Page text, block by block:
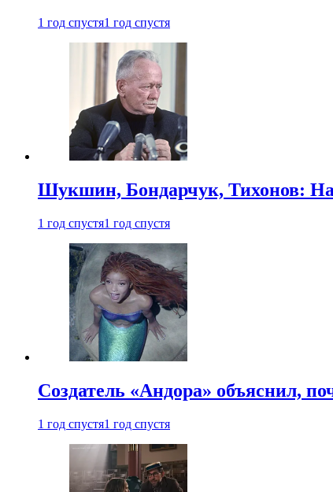
1 год спустя1 год спустя
Шукшин, Бондарчук, Тихонов:
1 год спустя1 год спустя
Создатель «Андора» объяснил,
1 год спустя1 год спустя